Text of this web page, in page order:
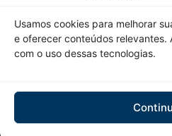
Usamos cookies para melhorar
e oferecer conteúdos relevantes.
com o uso dessas tecnologias.
SIGA-